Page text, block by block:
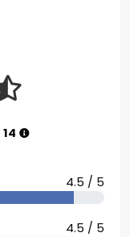
14
4.5 / 5
4.5 / 5